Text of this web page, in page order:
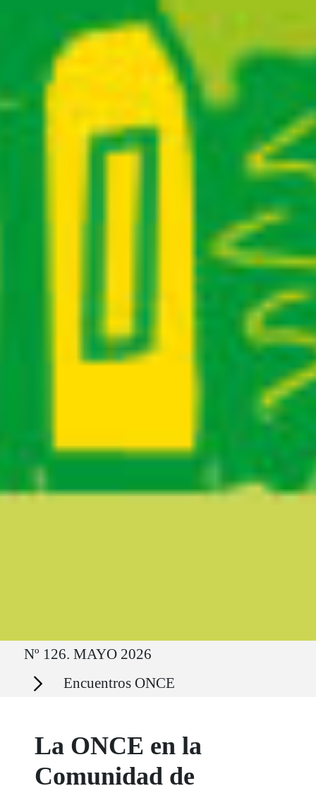
Ruta del sitio
Nº 126. MAYO 2026
Secciones Encuentros ONCE
La ONCE en la
Comunidad de